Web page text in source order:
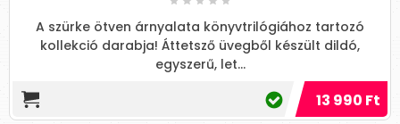
A szürke ötven árnyalata könyvtrilógiához tartozó
kollekció darabja! Áttetsző üvegből készült dildó,
egyszerű, let...
13 990 Ft